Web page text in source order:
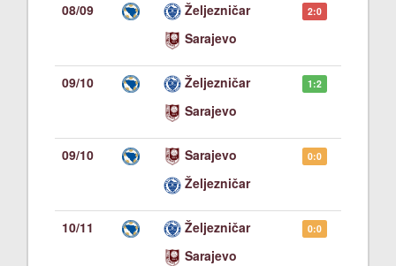
08/09
Željezničar
Sarajevo
2:0
09/10
Željezničar
Sarajevo
1:2
09/10
Sarajevo
Željezničar
0:0
10/11
Željezničar
Sarajevo
0:0